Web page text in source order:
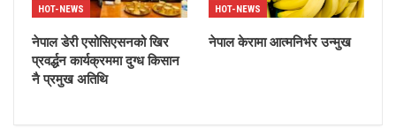
HOT-NEWS
नेपाल डेरी एसोसिएसनको खिर
प्रवर्द्धन कार्यक्रममा दुग्ध किसान
नै प्रमुख अतिथि
HOT-NEWS
नेपाल केरामा आत्मनिर्भर उन्मुख